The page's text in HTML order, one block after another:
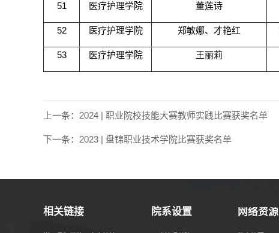
51 医疗护理学院 董莲诗
52 医疗护理学院 郑敏娜、才艳红
53 医疗护理学院 王丽莉
上一条： 2024 | 职业院校技能大赛教师实践比赛获奖名单
下一条： 2023 | 盘锦职业技术学院比赛获奖名单
相关链接 院系设置 网络资源